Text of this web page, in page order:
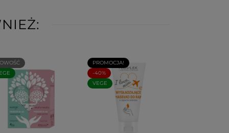
PROMOCJA!
-40%
VEGE